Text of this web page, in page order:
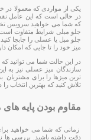
یکی از مواردی که معمولا
در حالی است که این عامل نقش
که شما می خواهید سرویس تخت
جلو مبلی شرایط متفاوت
جلو مبل یا عسلی را جابجا
میز خود را تا جایی که امکان
در این حالت شما می توانید
سازندگان میز عسلی نیز به
ترین میزها را برای مشتریان
تلاش کنید که بهترین انتخاب را
مقاوم بودن پایه
زمانی که شما می خواهید برای
دقت داشته باشید. بررسی ها